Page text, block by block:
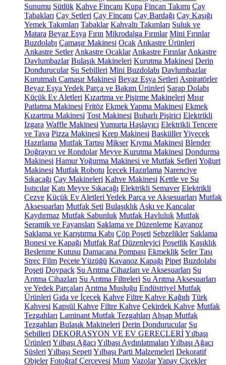
Sunumu Sütlük Kahve Fincanı Kupa Fincan Takımı Çay
Tabakları Çay Setleri Çay Fincanı Çay Bardağı Çay Kaşığı
Yemek Takımları Tabaklar Kahvaltı Takımları Suluk ve
Matara Beyaz Eşya Fırın Mikrodalga Fırınlar Mini Fırınlar
Buzdolabı Çamaşır Makinesi Ocak Ankastre Ürünleri
Ankastre Setler Ankastre Ocaklar Ankastre Fırınlar Ankastre
Davlumbazlar Bulaşık Makineleri Kurutma Makinesi Derin
Dondurucular Su Sebilleri Mini Buzdolabı Davlumbazlar
Kurutmalı Çamaşır Makinesi Beyaz Eşya Setleri Aspiratörler
Beyaz Eşya Yedek Parça ve Bakım Ürünleri Şarap Dolabı
Küçük Ev Aletleri Kızartma ve Pişirme Makineleri Mısır
Patlatma Makinesi Fritöz Ekmek Yapma Makinesi Ekmek
Kızartma Makinesi Tost Makinesi Buharlı Pişirici Elektrikli
Izgara Waffle Makinesi Yumurta Haşlayıcı Elektrikli Tencere
ve Tava Pizza Makinesi Krep Makinesi BasküllerYiyecek
Hazırlama Mutfak Tartısı Mikser Kıyma Makinesi Blender
Doğrayıcı ve Rondolar Meyve Kurutma Makinesi Dondurma
Makinesi Hamur Yoğurma Makinesi ve Mutfak Şefleri Yoğurt
Makinesi Mutfak Robotu İçecek Hazırlama Narenciye
Sıkacağı Çay Makineleri Kahve Makinesi Kettle ve Su
Isıtıcılar Katı Meyve Sıkacağı Elektrikli Semaver Elektrikli
Cezve Küçük Ev Aletleri Yedek Parça ve Aksesuarları Mutfak
Aksesuarları Mutfak Seti Bulaşıklık Askı ve Kancalar
Kaydırmaz Mutfak Sabunluk Mutfak Havluluk Mutfak
Seramik ve Fayansları Saklama ve Düzenleme Kavanoz
Saklama ve Karıştırma Kabı Çöp Poşeti Sebzelikler Saklama
Bonesi ve Kapağı Mutfak Raf Düzenleyici Poşetlik Kaşıklık
Beslenme Kutusu Damacana Pompası Ekmeklik Sefer Tası
Streç Film Peçete Yüzüğü Kavanoz Kapağı Pipet Buzdolabı
Poşeti Doypack Su Arıtma Cihazları ve Aksesuarları Su
Arıtma Cihazları Su Arıtma Filtreleri Su Arıtma Aksesuarları
ve Yedek Parçaları Arıtma Musluğu Endüstriyel Mutfak
Ürünleri Gıda ve İçecek Kahve Filtre Kahve Kağıdı Türk
Kahvesi Kapsül Kahve Filtre Kahve Çekirdek Kahve Mutfak
Tezgahları Laminant Mutfak Tezgahları Ahşap Mutfak
Tezgahları Bulaşık Makineleri Derin Dondurucular Su
Sebilleri DEKORASYON VE EV GEREÇLERİYılbaşı
Ürünleri Yılbaşı Ağacı Yılbaşı Aydınlatmaları Yılbaşı Ağacı
Süsleri Yılbaşı Sepeti Yılbaşı Parti Malzemeleri Dekoratif
Objeler Fotoğraf Çerçevesi Mum VazolarYapay Çiçekler